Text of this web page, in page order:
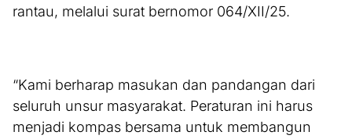
rantau, melalui surat bernomor 064/XII/25.
“Kami berharap masukan dan pandangan dari
seluruh unsur masyarakat. Peraturan ini harus
menjadi kompas bersama untuk membangun